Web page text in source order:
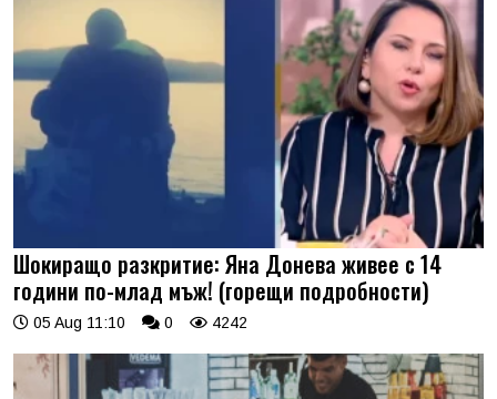
Шокиращо разкритие: Яна Донева живее с 14
години по-млад мъж! (горещи подробности)
05 Aug 11:10 0 4242